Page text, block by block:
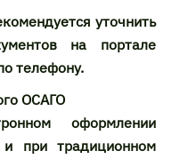
уточнить
на портале
телефону.
ОСАГО
оформлении
при традиционном